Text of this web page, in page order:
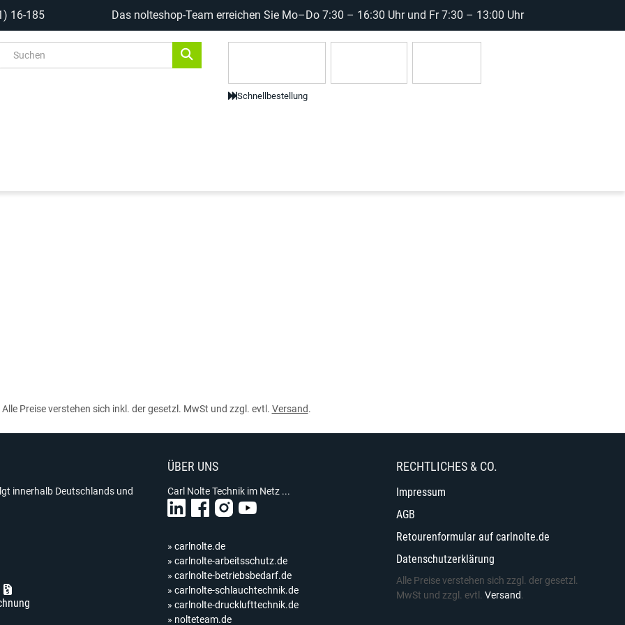
16-185 Das nolteshop-Team erreichen Sie Mo–Do 7:30 – 16:30 Uhr und Fr 7:30 – 13:00 Uhr
Schnellbestellung
Alle Preise verstehen sich inkl. der gesetzl. MwSt und zzgl. evtl. Versand.
innerhalb Deutschlands und
ÜBER UNS
Carl Nolte Technik im Netz ...
» carlnolte.de
» carlnolte-arbeitsschutz.de
» carlnolte-betriebsbedarf.de
» carlnolte-schlauchtechnik.de
» carlnolte-drucklufttechnik.de
» nolteteam.de
RECHTLICHES & CO.
Impressum
AGB
Retourenformular auf carlnolte.de
Datenschutzerklärung
Alle Preise verstehen sich zzgl. der gesetzl.
MwSt und zzgl. evtl. Versand